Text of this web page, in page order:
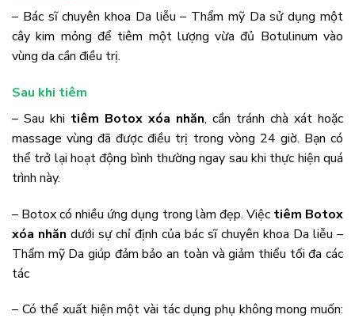
– Bác sĩ chuyên khoa Da liễu – Thẩm mỹ Da sử dụng một
cây kim mỏng để tiêm một lượng vừa đủ Botulinum vào
vùng da cần điều trị.
Sau khi tiêm
– Sau khi tiêm Botox xóa nhăn, cần tránh chà xát hoặc
massage vùng đã được điều trị trong vòng 24 giờ. Bạn có
thể trở lại hoạt động bình thường ngay sau khi thực hiện quá
trình này.
– Botox có nhiều ứng dụng trong làm đẹp. Việc tiêm Botox
xóa nhăn dưới sự chỉ định của bác sĩ chuyên khoa Da liễu –
Thẩm mỹ Da giúp đảm bảo an toàn và giảm thiểu tối đa các
tác
– Có thể xuất hiện một vài tác dụng phụ không mong muốn: